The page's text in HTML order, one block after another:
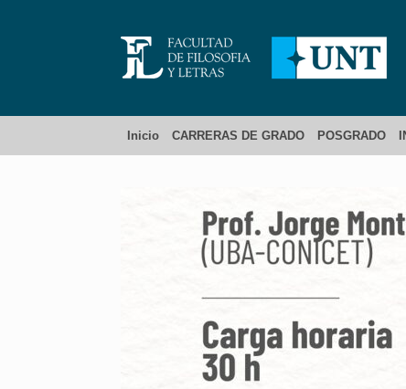
Inicio CARRERAS DE GRADO POSGRADO